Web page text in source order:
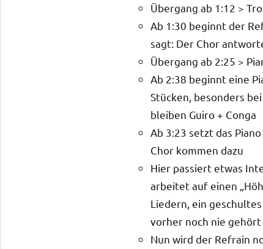
Übergang ab 1:12 >
Ab 1:30 beginnt der
sagt: Der Chor
Übergang ab 2:25 >
Ab 2:38 beginnt eine
Stücken, besonders
bleiben Guiro + Conga
Ab 3:23 setzt das
Chor kommen dazu
Hier passiert etwas
arbeitet auf einen
Liedern, ein
vorher noch nie
Nun wird der Refrain